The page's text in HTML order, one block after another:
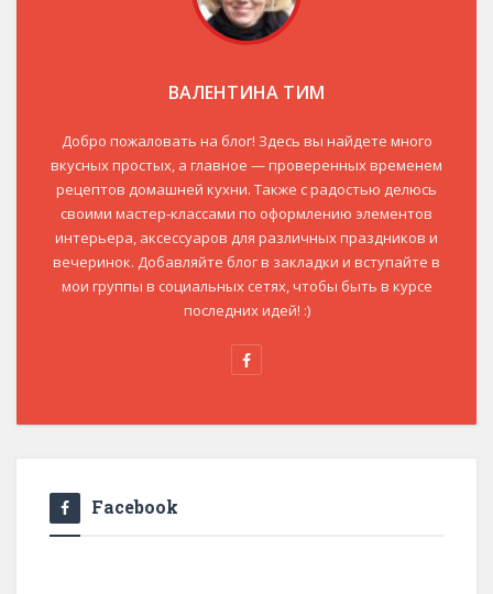
ВАЛЕНТИНА ТИМ
Добро пожаловать на блог! Здесь вы найдете много
вкусных простых, а главное — проверенных временем
рецептов домашней кухни. Также с радостью делюсь
своими мастер-классами по оформлению элементов
интерьера, аксессуаров для различных праздников и
вечеринок. Добавляйте блог в закладки и вступайте в
мои группы в социальных сетях, чтобы быть в курсе
последних идей! :)
Facebook